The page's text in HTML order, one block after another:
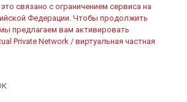
связано с ограничением сервиса на
Федерации. Чтобы продолжить
предлагаем вам активировать
Private Network / виртуальная частная